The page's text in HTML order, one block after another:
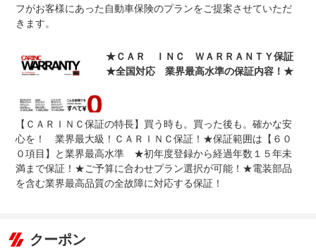
保証修理
受付先
詳しくはスタッフまでお問い合わせ下さい。
法定整備
※車検なし・車検整備付の場合は法定24ヶ月点検整備付
※商用車は6ヶ月または12ヶ月点検整備付
について
点検時に整備士が修理必要と判断した場合、交換・修理を
行います。（法定点検項目内）
フがお客様にあった自動車保険のプランをご提案させていただ
きます。
★ＣＡＲ ＩＮＣ ＷＡＲＲＡＮＴＹ保証
★全国対応 業界最高水準の保証内容！★
【ＣＡＲＩＮＣ保証の特長】買う時も。買った後も。確かな安
心を！ 業界最大級！ＣＡＲＩＮＣ保証！★保証範囲は【６０
０項目】と業界最高水準 ★初年度登録から経過年数１５年未
満まで保証！★ご予算に合わせプラン選択が可能！★電装部品
を含む業界最高品質の全故障に対応する保証！
クーポン